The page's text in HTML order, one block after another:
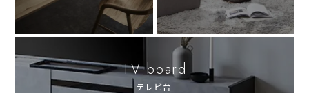
TV board
テレビ台